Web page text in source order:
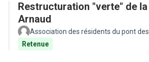
Restructuration "verte" de
Arnaud
Association des résidents du pont
Retenue